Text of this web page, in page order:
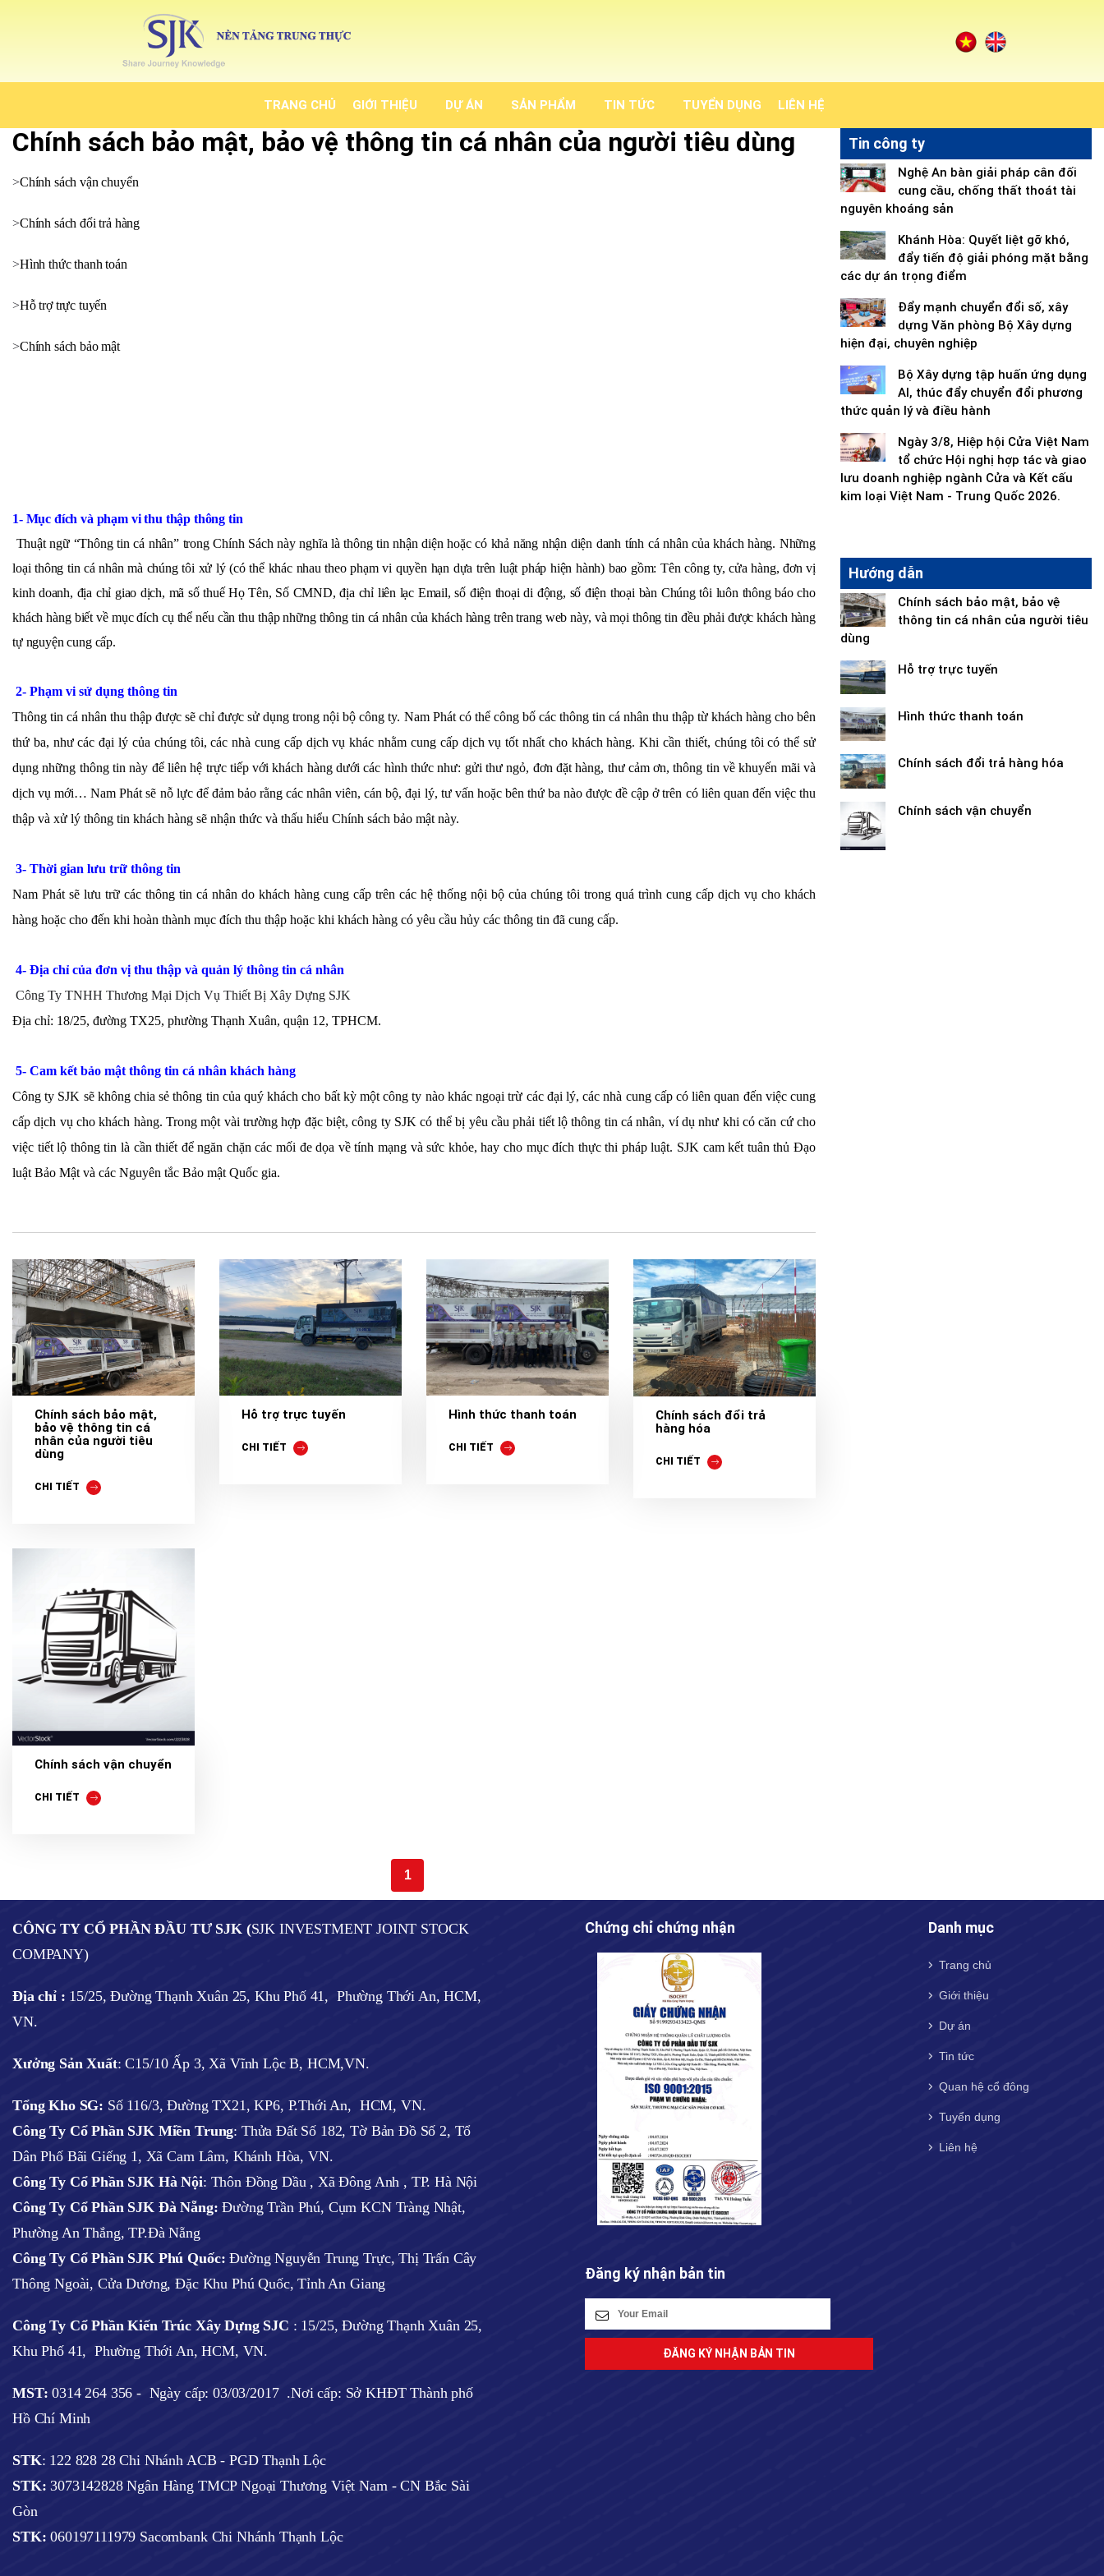
TRANG CHỦ GIỚI THIỆU DỰ ÁN SẢN PHẨM TIN TỨC TUYỂN DỤNG LIÊN HỆ
Chính sách bảo mật, bảo vệ thông tin cá nhân của người tiêu dùng
>Chính sách vận chuyển
>Chính sách đổi trả hàng
>Hình thức thanh toán
>Hỗ trợ trực tuyến
>Chính sách bảo mật
1- Mục đích và phạm vi thu thập thông tin
Thuật ngữ “Thông tin cá nhân” trong Chính Sách này nghĩa là thông tin nhận diện hoặc có khả năng nhận diện danh tính cá nhân của khách hàng. Những
loại thông tin cá nhân mà chúng tôi xử lý (có thể khác nhau theo phạm vi quyền hạn dựa trên luật pháp hiện hành) bao gồm: Tên công ty, cửa hàng, đơn vị
kinh doanh, địa chỉ giao dịch, mã số thuế Họ Tên, Số CMND, địa chỉ liên lạc Email, số điện thoại di động, số điện thoại bàn Chúng tôi luôn thông báo cho
khách hàng biết về mục đích cụ thể nếu cần thu thập những thông tin cá nhân của khách hàng trên trang web này, và mọi thông tin đều phải được khách hàng
tự nguyện cung cấp.
2- Phạm vi sử dụng thông tin
Thông tin cá nhân thu thập được sẽ chỉ được sử dụng trong nội bộ công ty. Nam Phát có thể công bố các thông tin cá nhân thu thập từ khách hàng cho bên
thứ ba, như các đại lý của chúng tôi, các nhà cung cấp dịch vụ khác nhằm cung cấp dịch vụ tốt nhất cho khách hàng. Khi cần thiết, chúng tôi có thể sử
dụng những thông tin này để liên hệ trực tiếp với khách hàng dưới các hình thức như: gửi thư ngỏ, đơn đặt hàng, thư cảm ơn, thông tin về khuyến mãi và
dịch vụ mới… Nam Phát sẽ nỗ lực để đảm bảo rằng các nhân viên, cán bộ, đại lý, tư vấn hoặc bên thứ ba nào được đề cập ở trên có liên quan đến việc thu
thập và xử lý thông tin khách hàng sẽ nhận thức và thấu hiểu Chính sách bảo mật này.
3- Thời gian lưu trữ thông tin
Nam Phát sẽ lưu trữ các thông tin cá nhân do khách hàng cung cấp trên các hệ thống nội bộ của chúng tôi trong quá trình cung cấp dịch vụ cho khách
hàng hoặc cho đến khi hoàn thành mục đích thu thập hoặc khi khách hàng có yêu cầu hủy các thông tin đã cung cấp.
4- Địa chỉ của đơn vị thu thập và quản lý thông tin cá nhân
Công Ty TNHH Thương Mại Dịch Vụ Thiết Bị Xây Dựng SJK
Địa chỉ: 18/25, đường TX25, phường Thạnh Xuân, quận 12, TPHCM.
5- Cam kết bảo mật thông tin cá nhân khách hàng
Công ty SJK sẽ không chia sẻ thông tin của quý khách cho bất kỳ một công ty nào khác ngoại trừ các đại lý, các nhà cung cấp có liên quan đến việc cung
cấp dịch vụ cho khách hàng. Trong một vài trường hợp đặc biệt, công ty SJK có thể bị yêu cầu phải tiết lộ thông tin cá nhân, ví dụ như khi có căn cứ cho
việc tiết lộ thông tin là cần thiết để ngăn chặn các mối đe dọa về tính mạng và sức khỏe, hay cho mục đích thực thi pháp luật. SJK cam kết tuân thủ Đạo
luật Bảo Mật và các Nguyên tắc Bảo mật Quốc gia.
Chính sách bảo mật,
bảo vệ thông tin cá
nhân của người tiêu
dùng
CHI TIẾT
Hỗ trợ trực tuyến
CHI TIẾT
Hình thức thanh toán
CHI TIẾT
Chính sách đổi trả
hàng hóa
CHI TIẾT
Chính sách vận chuyển
CHI TIẾT
1
Tin công ty
Nghệ An bàn giải pháp cân đối
cung cầu, chống thất thoát tài
nguyên khoáng sản
Khánh Hòa: Quyết liệt gỡ khó,
đẩy tiến độ giải phóng mặt bằng
các dự án trọng điểm
Đẩy mạnh chuyển đổi số, xây
dựng Văn phòng Bộ Xây dựng
hiện đại, chuyên nghiệp
Bộ Xây dựng tập huấn ứng dụng
AI, thúc đẩy chuyển đổi phương
thức quản lý và điều hành
Ngày 3/8, Hiệp hội Cửa Việt Nam
tổ chức Hội nghị hợp tác và giao
lưu doanh nghiệp ngành Cửa và Kết cấu
kim loại Việt Nam - Trung Quốc 2026.
Hướng dẫn
Chính sách bảo mật, bảo vệ
thông tin cá nhân của người tiêu
dùng
Hỗ trợ trực tuyến
Hình thức thanh toán
Chính sách đổi trả hàng hóa
Chính sách vận chuyển
CÔNG TY CỔ PHẦN ĐẦU TƯ SJK (SJK INVESTMENT JOINT STOCK
COMPANY)
Địa chỉ : 15/25, Đường Thạnh Xuân 25, Khu Phố 41, Phường Thới An, HCM,
VN.
Xưởng Sản Xuất: C15/10 Ấp 3, Xã Vĩnh Lộc B, HCM,VN.
Tổng Kho SG: Số 116/3, Đường TX21, KP6, P.Thới An, HCM, VN.
Công Ty Cổ Phần SJK Miền Trung: Thửa Đất Số 182, Tờ Bản Đồ Số 2, Tổ
Dân Phố Bãi Giếng 1, Xã Cam Lâm, Khánh Hòa, VN.
Công Ty Cổ Phần SJK Hà Nội: Thôn Đồng Dầu , Xã Đông Anh , TP. Hà Nội
Công Ty Cổ Phần SJK Đà Nẵng: Đường Trần Phú, Cụm KCN Tràng Nhật,
Phường An Thắng, TP.Đà Nẵng
Công Ty Cổ Phần SJK Phú Quốc: Đường Nguyễn Trung Trực, Thị Trấn Cây
Thông Ngoài, Cửa Dương, Đặc Khu Phú Quốc, Tỉnh An Giang
Công Ty Cổ Phần Kiến Trúc Xây Dựng SJC : 15/25, Đường Thạnh Xuân 25,
Khu Phố 41, Phường Thới An, HCM, VN.
MST:0314 264 356 - Ngày cấp: 03/03/2017 .Nơi cấp: Sở KHĐT Thành phố
Hồ Chí Minh
STK: 122 828 28 Chi Nhánh ACB - PGD Thạnh Lộc
STK: 3073142828 Ngân Hàng TMCP Ngoại Thương Việt Nam - CN Bắc Sài
Gòn
STK:060197111979 Sacombank Chi Nhánh Thạnh Lộc
Chứng chỉ chứng nhận
Đăng ký nhận bản tin
ĐĂNG KÝ NHẬN BẢN TIN
Danh mục
Trang chủ
Giới thiệu
Dự án
Tin tức
Quan hệ cổ đông
Tuyển dụng
Liên hệ